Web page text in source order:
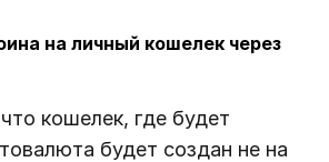
на личный кошелек через
кошелек, где будет
будет создан не на